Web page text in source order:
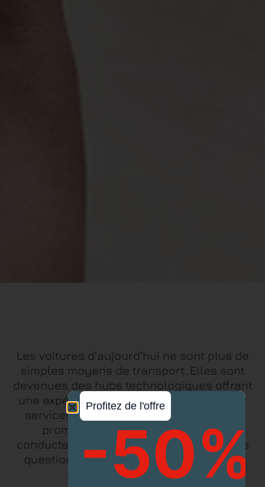
Les voitures d’aujourd’hui ne sont plus de
simples moyens de transport. Elles sont
devenues des hubs technologiques offrant
une expérience personnalisée grâce aux
services connectés. Si ces innovations
promettent de faciliter la vie des
conducteurs, elles posent également des
questions en termes de sécurité, de vie
privée et de pertinence.
Profitez de l'offre